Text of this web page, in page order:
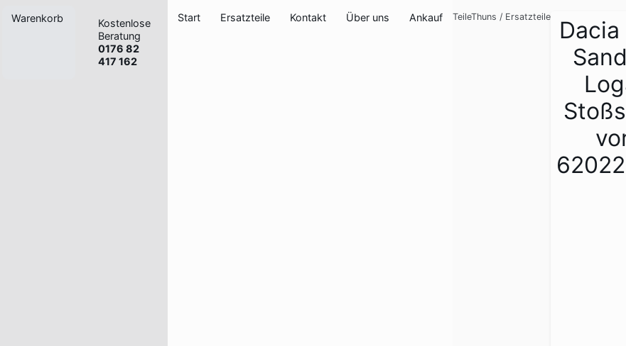
Warenkorb
Kostenlose
Beratung
0176 82
417 162
Start Ersatzteile Kontakt Über uns Ankauf TeileThuns / Ersatzteile